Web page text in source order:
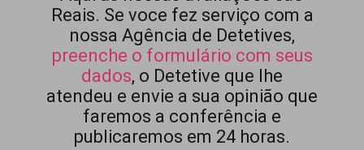
Reais. Se voce fez serviço com a
nossa Agência de Detetives,
preenche o formulário com seus
dados, o Detetive que lhe
atendeu e envie a sua opinião que
faremos a conferência e
publicaremos em 24 horas.